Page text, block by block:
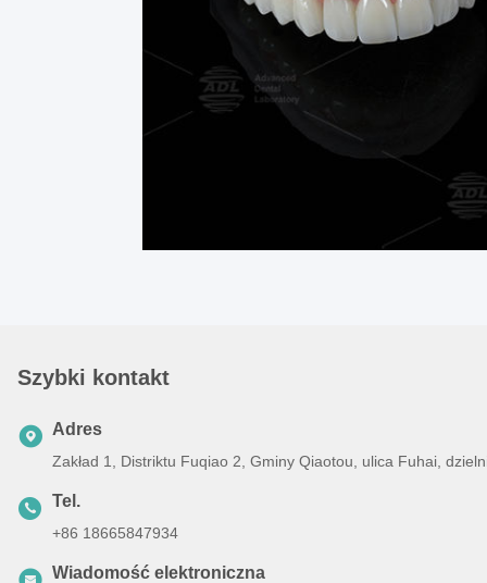
Szybki kontakt
Adres
Zakład 1, Distriktu Fuqiao 2, Gminy Qiaotou, ulica Fuhai,
Tel.
+86 18665847934
Wiadomość elektroniczna